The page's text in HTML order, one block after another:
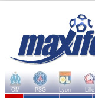
OM PSG Lyon Lille
+ de clubs